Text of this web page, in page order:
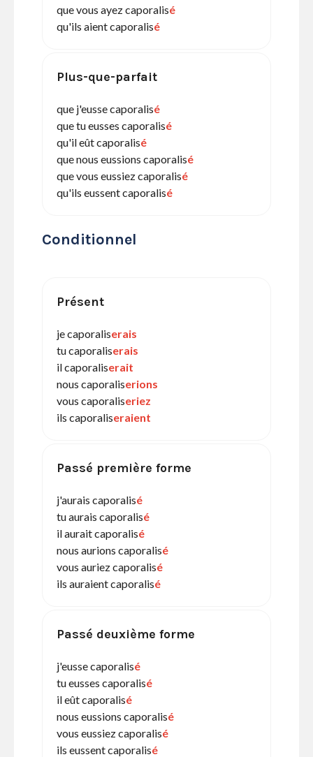
que vous ayez caporalisé
qu'ils aient caporalisé
Plus-que-parfait
que j'eusse caporalisé
que tu eusses caporalisé
qu'il eût caporalisé
que nous eussions caporalisé
que vous eussiez caporalisé
qu'ils eussent caporalisé
Conditionnel
Présent
je caporaliserais
tu caporaliserais
il caporaliserait
nous caporaliserions
vous caporaliseriez
ils caporaliseraient
Passé première forme
j'aurais caporalisé
tu aurais caporalisé
il aurait caporalisé
nous aurions caporalisé
vous auriez caporalisé
ils auraient caporalisé
Passé deuxième forme
j'eusse caporalisé
tu eusses caporalisé
il eût caporalisé
nous eussions caporalisé
vous eussiez caporalisé
ils eussent caporalisé